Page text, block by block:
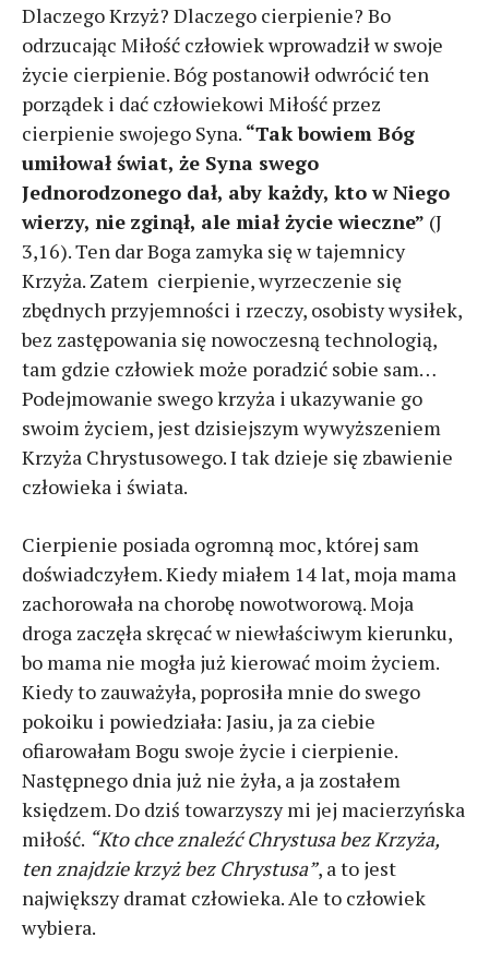
Dlaczego Krzyż? Dlaczego cierpienie? Bo
odrzucając Miłość człowiek wprowadził w swoje
życie cierpienie. Bóg postanowił odwrócić ten
porządek i dać człowiekowi Miłość przez
cierpienie swojego Syna. “Tak bowiem Bóg
umiłował świat, że Syna swego
Jednorodzonego dał, aby każdy, kto w Niego
wierzy, nie zginął, ale miał życie wieczne” (J
3,16). Ten dar Boga zamyka się w tajemnicy
Krzyża. Zatem cierpienie, wyrzeczenie się
zbędnych przyjemności i rzeczy, osobisty wysiłek,
bez zastępowania się nowoczesną technologią,
tam gdzie człowiek może poradzić sobie sam…
Podejmowanie swego krzyża i ukazywanie go
swoim życiem, jest dzisiejszym wywyższeniem
Krzyża Chrystusowego. I tak dzieje się zbawienie
człowieka i świata.
Cierpienie posiada ogromną moc, której sam
doświadczyłem. Kiedy miałem 14 lat, moja mama
zachorowała na chorobę nowotworową. Moja
droga zaczęła skręcać w niewłaściwym kierunku,
bo mama nie mogła już kierować moim życiem.
Kiedy to zauważyła, poprosiła mnie do swego
pokoiku i powiedziała: Jasiu, ja za ciebie
ofiarowałam Bogu swoje życie i cierpienie.
Następnego dnia już nie żyła, a ja zostałem
księdzem. Do dziś towarzyszy mi jej macierzyńska
miłość. “Kto chce znaleźć Chrystusa bez Krzyża,
ten znajdzie krzyż bez Chrystusa”, a to jest
największy dramat człowieka. Ale to człowiek
wybiera.